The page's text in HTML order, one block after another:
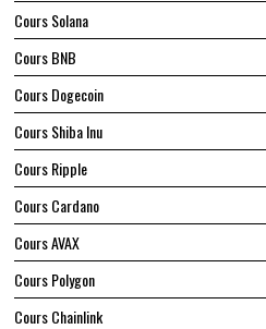
Cours Solana
Cours BNB
Cours Dogecoin
Cours Shiba Inu
Cours Ripple
Cours Cardano
Cours AVAX
Cours Polygon
Cours Chainlink